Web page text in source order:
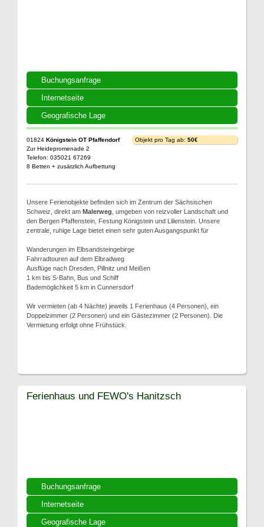
Buchungsanfrage
Internetseite
Geografische Lage
01824 Königstein OT Pfaffendorf
Zur Heidepromenade 2
Telefon: 035021 67269
8 Betten + zusätzlich Aufbettung
Objekt pro Tag ab: 50€
Unsere Ferienobjekte befinden sich im Zentrum der Sächsischen
Schweiz, direkt am Malerweg , umgeben von reizvoller Landschaft und
den Bergen Pfaffenstein, Festung Königstein und Lilienstein. Unsere
zentrale, ruhige Lage bietet einen sehr guten Ausgangspunkt für
Wanderungen im Elbsandsteingebirge
Fahrradtouren auf dem Elbradweg
Ausflüge nach Dresden, Pillnitz und Meißen
1 km bis S-Bahn, Bus und Schiff
Bademöglichkeit 5 km in Cunnersdorf
Wir vermieten (ab 4 Nächte) jeweils 1 Ferienhaus (4 Personen), ein
Doppelzimmer (2 Personen) und ein Gästezimmer (2 Personen). Die
Vermietung erfolgt ohne Frühstück.
Buchungsanfrage
Internetseite
Geografische Lage
Ferienhaus und FEWO's Hanitzsch